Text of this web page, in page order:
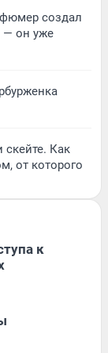
создал
— он уже
скейте. Как
от которого
к